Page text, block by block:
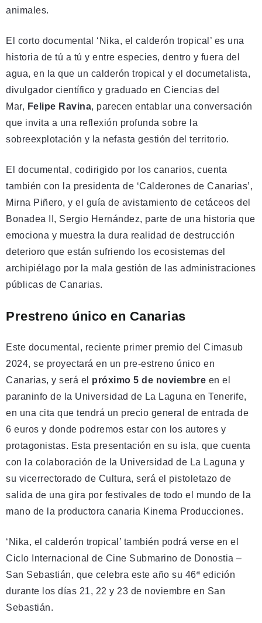
animales.
El corto documental ‘Nika, el calderón tropical’ es una
historia de tú a tú y entre especies, dentro y fuera del
agua, en la que un calderón tropical y el documetalista,
divulgador científico y graduado en Ciencias del
Mar, Felipe Ravina, parecen entablar una conversación
que invita a una reflexión profunda sobre la
sobreexplotación y la nefasta gestión del territorio.
El documental, codirigido por los canarios, cuenta
también con la presidenta de ‘Calderones de Canarias’,
Mirna Piñero, y el guía de avistamiento de cetáceos del
Bonadea II, Sergio Hernández, parte de una historia que
emociona y muestra la dura realidad de destrucción
deterioro que están sufriendo los ecosistemas del
archipiélago por la mala gestión de las administraciones
públicas de Canarias.
Prestreno único en Canarias
Este documental, reciente primer premio del Cimasub
2024, se proyectará en un pre-estreno único en
Canarias, y será el próximo 5 de noviembre en el
paraninfo de la Universidad de La Laguna en Tenerife,
en una cita que tendrá un precio general de entrada de
6 euros y donde podremos estar con los autores y
protagonistas. Esta presentación en su isla, que cuenta
con la colaboración de la Universidad de La Laguna y
su vicerrectorado de Cultura, será el pistoletazo de
salida de una gira por festivales de todo el mundo de la
mano de la productora canaria Kinema Producciones.
‘Nika, el calderón tropical’ también podrá verse en el
Ciclo Internacional de Cine Submarino de Donostia –
San Sebastián, que celebra este año su 46ª edición
durante los días 21, 22 y 23 de noviembre en San
Sebastián.